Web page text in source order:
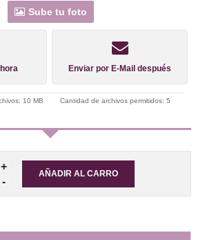
Sube tu foto
Enviar por E-Mail después
10 MB Cantidad de archivos permitidos: 5